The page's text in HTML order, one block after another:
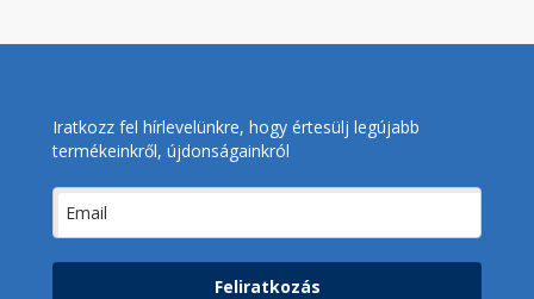
Iratkozz fel hírlevelünkre, hogy értesülj legújabb
termékeinkről, újdonságainkról
Feliratkozás